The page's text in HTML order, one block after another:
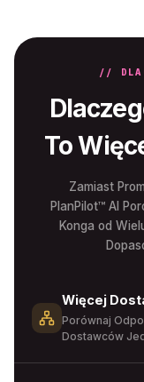
//
To
Zamiast
PlanPilot™ AI
Konga od
Więcej
Porównaj
Dostawców